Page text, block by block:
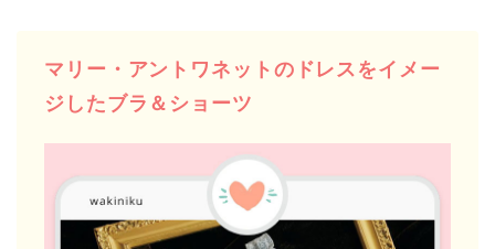
マリー・アントワネットのドレスをイメー
ジしたブラ＆ショーツ